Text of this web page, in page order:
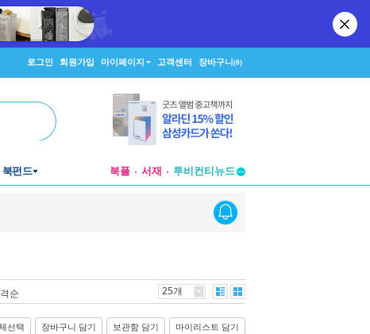
로그인 회원가입 마이페이지 고객센터 장바구니(0)
북펀드 북플 서재
창작플랫폼
순 25개
선택 장바구니 담기 보관함 담기 마이리스트 담기